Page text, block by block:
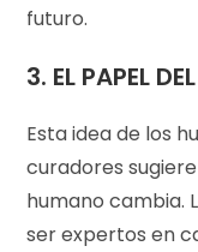
futuro.
3. EL PAPEL
Esta idea de los
curadores
humano cambia.
ser expertos en